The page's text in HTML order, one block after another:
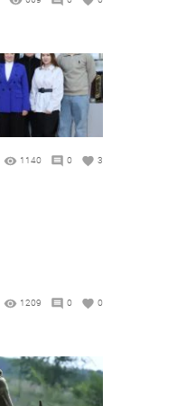
1140 0 3
1209 0 0